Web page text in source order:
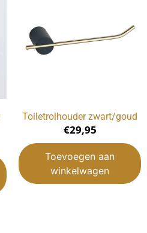
Toiletrolhouder zwart/goud
€29,95
Toevoegen aan
winkelwagen